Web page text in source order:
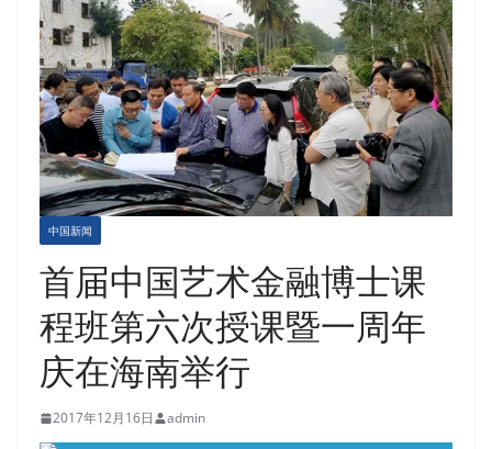
中国新闻
首届中国艺术金融博士课
程班第六次授课暨一周年
庆在海南举行
2017年12月16日 admin